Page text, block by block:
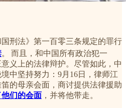
刑法》第一百零三条规定的罪行
。
而且，和中国所有政治犯一
义上的法律辩护。尽管如此，中
中坚持努力：9月16日，律师江
的母亲会面，商讨提供法律援助
们的会面 ，并将他带走。